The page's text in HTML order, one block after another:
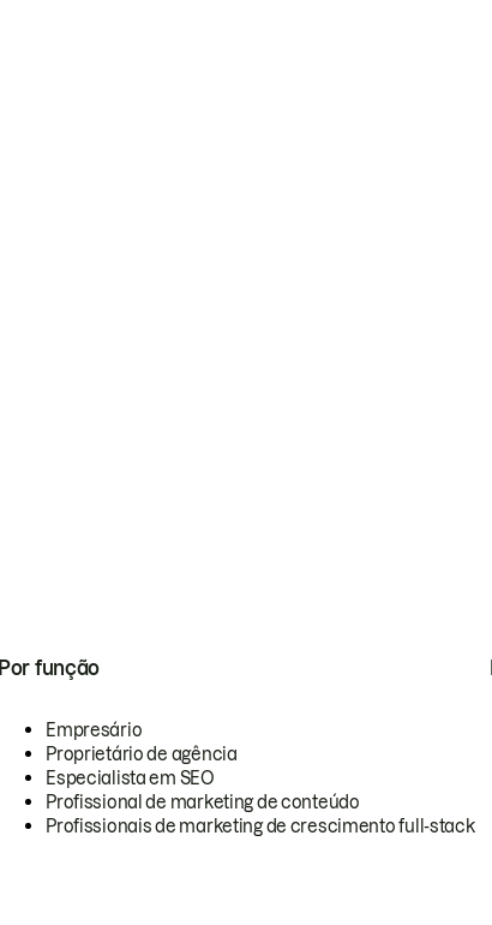
Por função
Empresário
Proprietário de agência
Especialista em SEO
Profissional de marketing de conteúdo
Profissionais de marketing de crescimento full-stack